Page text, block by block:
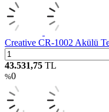
Creative CR-1002 Akülü
43.531,75 TL
%0